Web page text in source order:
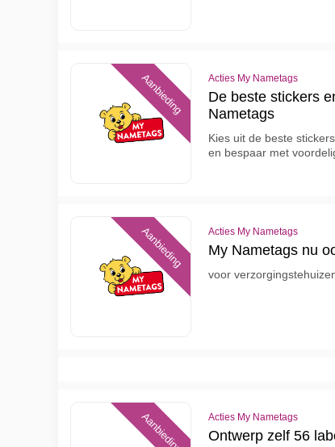
Aanbieding Acties My Nametags
De beste stickers
Nametags
Kies uit de beste
en bespaar met
Aanbieding Acties My Nametags
My Nametags nu
voor
Aanbieding Acties My Nametags
Ontwerp zelf 56